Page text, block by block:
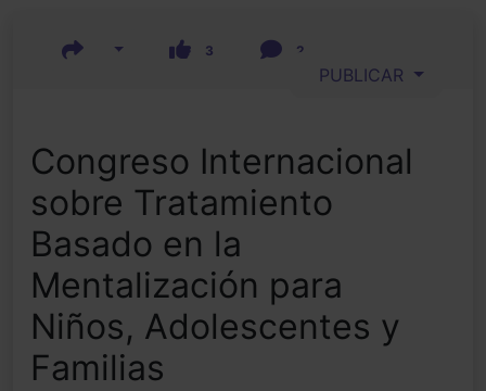
3 2
PUBLICAR
Congreso Internacional
sobre Tratamiento
Basado en la
Mentalización para
Niños, Adolescentes y
Familias